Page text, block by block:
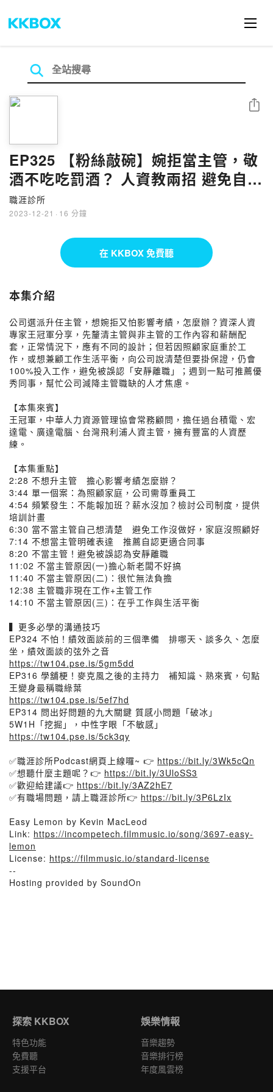
EP325 【粉絲敲碗】婉拒當主管，敬
酒不吃吃罰酒？ 人資教兩招 避免自己
紅翻黑
職涯診所
2023-12-21 · 16 分鐘
分享
在 KKBOX 免費聽
本集介紹
公司選派升任主管，想婉拒又怕影響考績，怎麼辦？資深人資
專家王冠軍分享，先釐清主管與非主管的工作內容和薪酬配
套，正常情況下，應有不同的設計；但若因照顧家庭重於工
作，或想兼顧工作生活平衡，向公司說清楚但要掛保證，仍會
100%投入工作，避免被誤認「安靜離職」；週到一點可推薦優
秀同事，幫忙公司減降主管職缺的人才焦慮。
【本集來賓】
王冠軍，中華人力資源管理協會常務顧問，擔任過台積電、宏
達電、廣達電腦、台灣飛利浦人資主管，擁有豐富的人資歷
練。
【本集重點】
2:28 不想升主管 擔心影響考績怎麼辦？
3:44 單一個案：為照顧家庭，公司需尊重員工
4:54 頻繁發生：不能報加班？薪水沒加？檢討公司制度，提供
培訓計畫
6:30 當不當主管自己想清楚 避免工作沒做好，家庭沒照顧好
7:14 不想當主管明確表達 推薦自認更適合同事
8:20 不當主管！避免被誤認為安靜離職
11:02 不當主管原因(一)擔心新老闆不好搞
11:40 不當主管原因(二)：很忙無法負擔
12:38 主管職非現在工作+主管工作
14:10 不當主管原因(三)：在乎工作與生活平衡
▍更多必學的溝通技巧
EP324 不怕！績效面談前的三個準備 排哪天、談多久、怎麼
坐，績效面談的弦外之音
https://tw104.pse.is/5gm5dd
EP316 學舖梗！麥克風之後的主持力 補知識、熟來賓，句點
王變身最稱職綠葉
https://tw104.pse.is/5ef7hd
EP314 問出好問題的九大關鍵 質感小問題「破冰」
5W1H「挖掘」，中性字眼「不敏感」
https://tw104.pse.is/5ck3qy
✅職涯診所Podcast網頁上線囉~ 👉 https://bit.ly/3Wk5cQn
✅想聽什麼主題呢？👉 https://bit.ly/3UloSS3
✅歡迎給建議👉 https://bit.ly/3AZ2hE7
✅有職場問題，請上職涯診所👉 https://bit.ly/3P6LzIx
Easy Lemon by Kevin MacLeod
Link: https://incompetech.filmmusic.io/song/3697-easy-
lemon
License: https://filmmusic.io/standard-license
--
Hosting provided by SoundOn
探索 KKBOX
特色功能
免費聽
支援平台
娛樂情報
音樂趨勢
音樂排行榜
年度風雲榜